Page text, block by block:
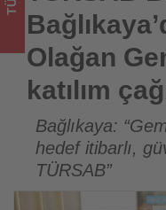
Tourexpi,
sizler
için
turizmde
olup
bitenleri
Kurul’a katılım çağrısı
Olağan
katılım
Bağlıkaya:
hedef itibarlı,
TÜRSAB”